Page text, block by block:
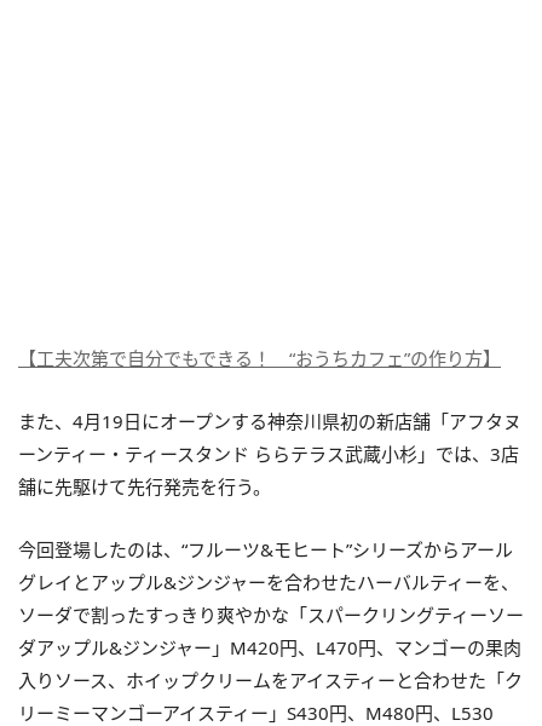
【工夫次第で自分でもできる！ “おうちカフェ”の作り方】
また、4月19日にオープンする神奈川県初の新店舗「アフタヌ
ーンティー・ティースタンド ららテラス武蔵小杉」では、3店
舗に先駆けて先行発売を行う。
今回登場したのは、“フルーツ&モヒート”シリーズからアール
グレイとアップル&ジンジャーを合わせたハーバルティーを、
ソーダで割ったすっきり爽やかな「スパークリングティーソー
ダアップル&ジンジャー」M420円、L470円、マンゴーの果肉
入りソース、ホイップクリームをアイスティーと合わせた「ク
リーミーマンゴーアイスティー」S430円、M480円、L530